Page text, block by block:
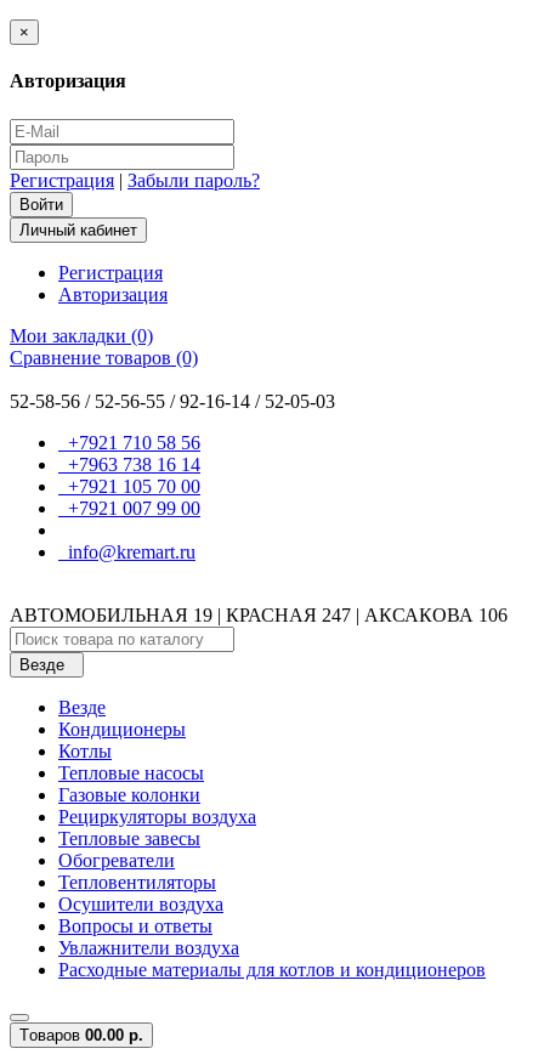
×
Авторизация
Регистрация | Забыли пароль?
Личный кабинет
Регистрация
Авторизация
Мои закладки (0)
Сравнение товаров (0)
52-58-56 / 52-56-55 / 92-16-14 / 52-05-03
+7921 710 58 56
+7963 738 16 14
+7921 105 70 00
+7921 007 99 00
info@kremart.ru
АВТОМОБИЛЬНАЯ 19 | КРАСНАЯ 247 | АКСАКОВА 106
Везде
Везде
Кондиционеры
Котлы
Тепловые насосы
Газовые колонки
Рециркуляторы воздуха
Тепловые завесы
Обогреватели
Тепловентиляторы
Осушители воздуха
Вопросы и ответы
Увлажнители воздуха
Расходные материалы для котлов и кондиционеров
Tоваров 00.00 р.